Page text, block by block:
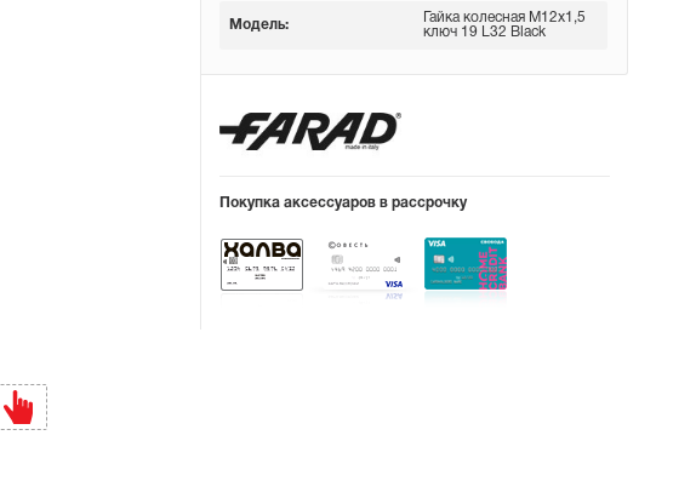
Модель:
Гайка колесная М12х1,5
ключ 19 L32 Black
Покупка аксессуаров в рассрочку